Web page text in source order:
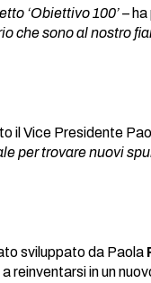
‘Obiettivo 100’–
che sono al nostro
il Vice Presidente
per trovare nuovi
sviluppato da Paola
reinventarsi in un